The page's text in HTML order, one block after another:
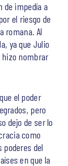
de impedía a
el riesgo de
romana. Al
ya que Julio
nombrar
el poder
pero
dejo de ser lo
como
poderes del
en que la